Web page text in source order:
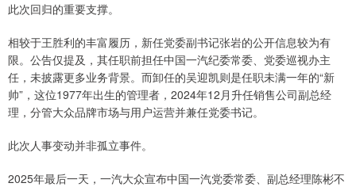
此次回归的重要支撑。
相较于王胜利的丰富履历，新任党委副书记张岩的公开信息较为有
限。公告仅提及，其任职前担任中国一汽纪委常委、党委巡视办主
任，未披露更多业务背景。而卸任的吴迎凯则是任职未满一年的“新
帅”，这位1977年出生的管理者，2024年12月升任销售公司副总经
理，分管大众品牌市场与用户运营并兼任党委书记。
此次人事变动并非孤立事件。
2025年最后一天，一汽大众宣布中国一汽党委常委、副总经理陈彬不